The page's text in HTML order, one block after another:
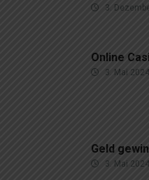
3.
Online
3. Mai 2024
Geld
3. Mai 2024